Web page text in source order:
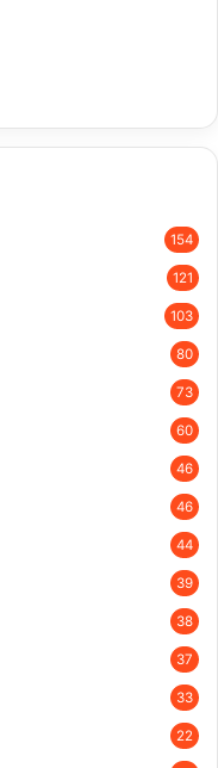
154
121
103
80
73
60
46
46
44
39
38
37
33
22